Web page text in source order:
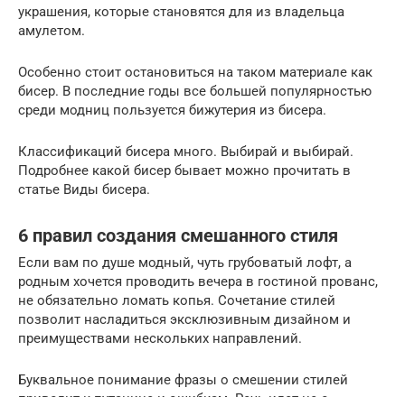
украшения, которые становятся для из владельца
амулетом.
Особенно стоит остановиться на таком материале как
бисер. В последние годы все большей популярностью
среди модниц пользуется бижутерия из бисера.
Классификаций бисера много. Выбирай и выбирай.
Подробнее какой бисер бывает можно прочитать в
статье Виды бисера.
6 правил создания смешанного стиля
Если вам по душе модный, чуть грубоватый лофт, а
родным хочется проводить вечера в гостиной прованс,
не обязательно ломать копья. Сочетание стилей
позволит насладиться эксклюзивным дизайном и
преимуществами нескольких направлений.
Буквальное понимание фразы о смешении стилей